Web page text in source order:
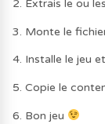
2. Extrais le ou
3. Monte le
4. Installe le jeu
5. Copie le
6. Bon jeu